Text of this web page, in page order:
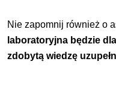
Nie zapomnij również o
laboratoryjna będzie
zdobytą wiedzę